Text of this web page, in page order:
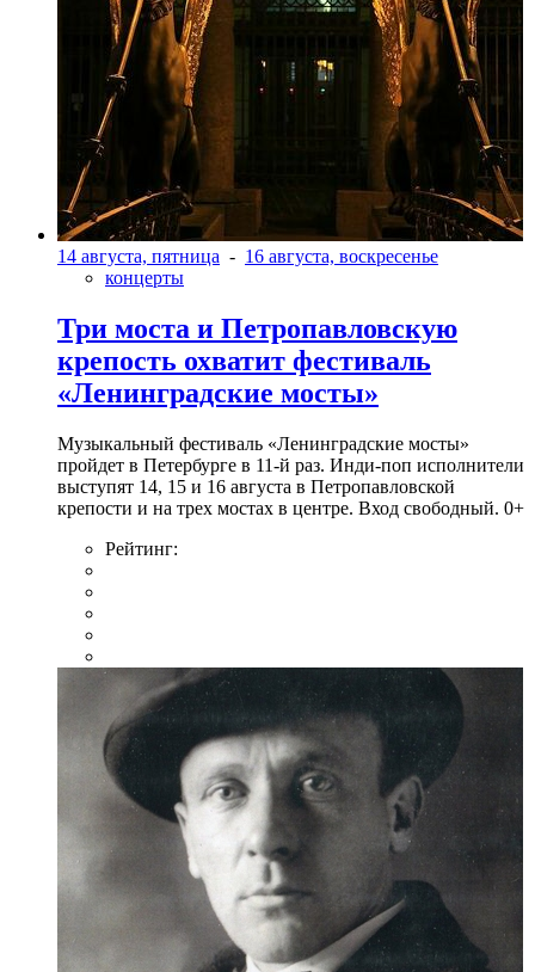
14 августа, пятница - 16 августа, воскресенье
концерты
Три моста и Петропавловскую
крепость охватит фестиваль
«Ленинградские мосты»
Музыкальный фестиваль «Ленинградские мосты»
пройдет в Петербурге в 11-й раз. Инди-поп исполнители
выступят 14, 15 и 16 августа в Петропавловской
крепости и на трех мостах в центре. Вход свободный. 0+
Рейтинг: